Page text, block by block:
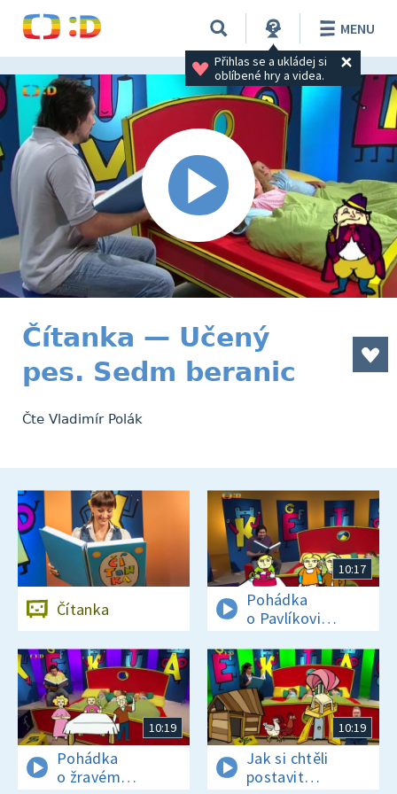
Přihlas se a ukládej si
oblíbené hry a videa.
MENU
Čítanka — Učený
pes. Sedm beranic
Čte Vladimír Polák
Čítanka
10:17
Pohádka
o Pavlíkovi
a zmrzlině.
Chodící jitrnice
10:19
Pohádka
o žravém
10:19
Jak si chtěli
postavit